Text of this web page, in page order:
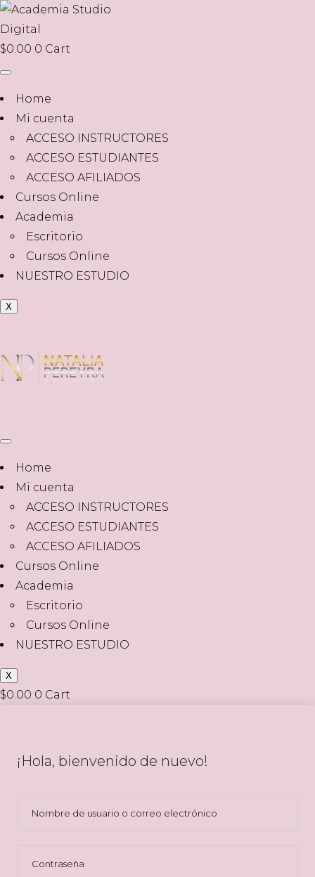
$0.00 0 Cart
Home
Mi cuenta
ACCESO INSTRUCTORES
ACCESO ESTUDIANTES
ACCESO AFILIADOS
Cursos Online
Academia
Escritorio
Cursos Online
NUESTRO ESTUDIO
X
Home
Mi cuenta
ACCESO INSTRUCTORES
ACCESO ESTUDIANTES
ACCESO AFILIADOS
Cursos Online
Academia
Escritorio
Cursos Online
NUESTRO ESTUDIO
X
$0.00 0 Cart
¡Hola, bienvenido de nuevo!